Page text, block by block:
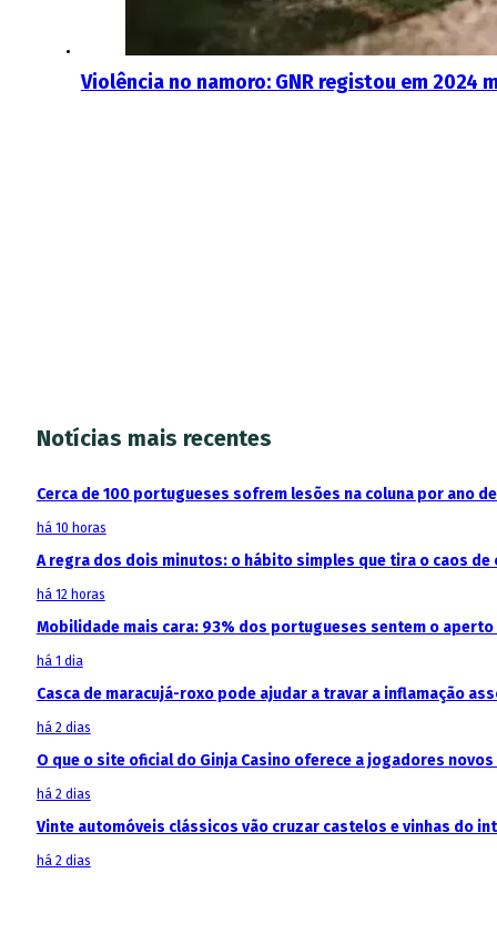
Violência no namoro: GNR registou em 2024
Notícias mais recentes
Cerca de 100 portugueses sofrem lesões na coluna por ano
há 10 horas
A regra dos dois minutos: o hábito simples que tira o caos de
há 12 horas
Mobilidade mais cara: 93% dos portugueses sentem o
há 1 dia
Casca de maracujá-roxo pode ajudar a travar a inflamação
há 2 dias
O que o site oficial do Ginja Casino oferece a jogadores
há 2 dias
Vinte automóveis clássicos vão cruzar castelos e vinhas do
há 2 dias